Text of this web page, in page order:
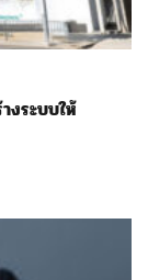
งระบบให้